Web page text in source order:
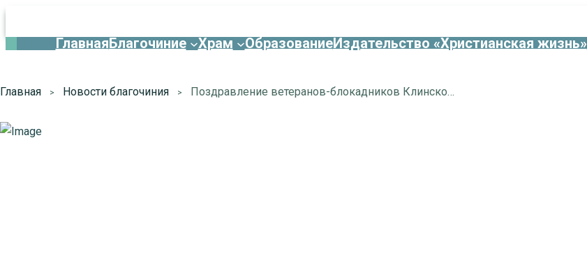
ГлавнаяБлагочиние Храм ОбразованиеИздательство «Христианская жизнь»
Главная Новости благочиния Поздравление ветеранов-блокадников Клинского района с годовщиной освобождения Ленинграда